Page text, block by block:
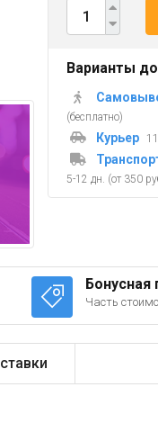
Варианты
(бесплатно)
Курьер
5-12 дн. (от 350
Бонусная
Часть